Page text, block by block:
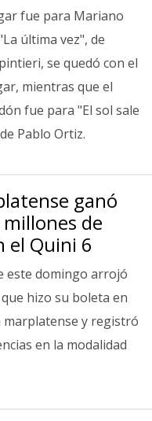
fue para Mariano
última vez", de
se quedó con el
mientras que el
fue para "El sol sale
Pablo Ortiz.
ganó
de
el Quini 6
este domingo arrojó
hizo su boleta en
marplatense y registró
en la modalidad